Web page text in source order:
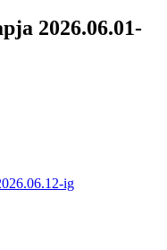
2026.06.01-
ig